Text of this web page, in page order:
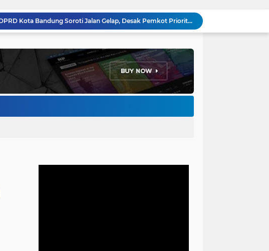
Anggota DPRD Kota Bandung Soroti Jalan Gelap, Desak Pemkot Prioritaskan Pembenahan PJU
Pemkot Bandung Gandeng Big Bad Wolf Hadirkan Festival Literasi Pages and Plates
Program Gaslah Kota Bandung Raih Apresiasi Pemerintah Pusat, Pengolahan Sampah Capai 30 Persen
Hikmah Setelah Ibadah Salat Jumat: Momentum Memperkuat Iman dan Kepedulian Sosial
Bupati Jeje Ritchie Ismail Rotasikan Kadishub dan Kadisbudpar, Serta Lantik Ratusan ASN Bandung Barat